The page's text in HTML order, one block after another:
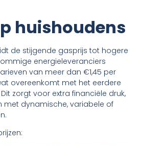
huishoudens
de stijgende gasprijs tot hogere
energieleveranciers
van meer dan €1,45 per
overeenkomt met het eerdere
zorgt voor extra financiële druk,
met dynamische, variabele of